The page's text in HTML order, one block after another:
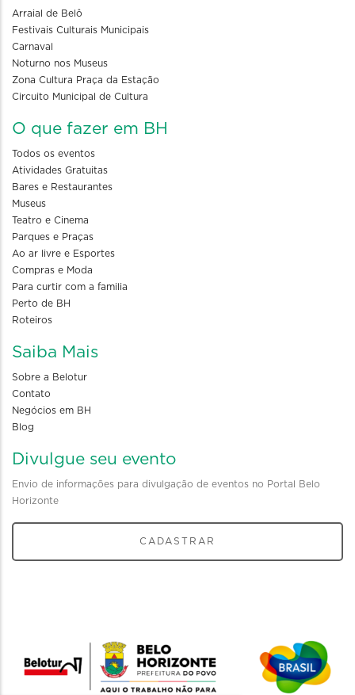
Arraial de Belô
Festivais Culturais Municipais
Carnaval
Noturno nos Museus
Zona Cultura Praça da Estação
Circuito Municipal de Cultura
O que fazer em BH
Todos os eventos
Atividades Gratuitas
Bares e Restaurantes
Museus
Teatro e Cinema
Parques e Praças
Ao ar livre e Esportes
Compras e Moda
Para curtir com a familia
Perto de BH
Roteiros
Saiba Mais
Sobre a Belotur
Contato
Negócios em BH
Blog
Divulgue seu evento
Envio de informações para divulgação de eventos no Portal Belo
Horizonte
CADASTRAR